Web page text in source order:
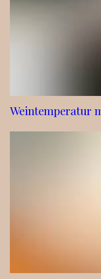
Weintemperatur